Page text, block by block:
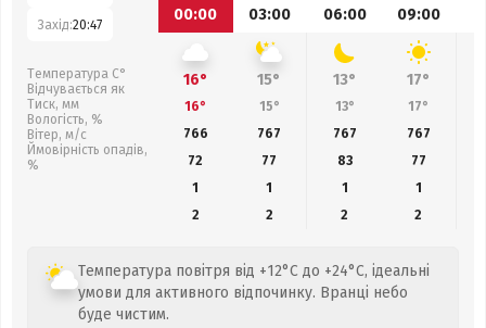
Захід:20:47
Температура С°
Відчувається як
Тиск, мм
Вологість, %
Вітер, м/с
Ймовірність опадів,
%
00:00
03:00 06:00 09:00
16° 15° 13° 17°
16° 15° 13° 17°
766
767 767 767
72
77 83 77
1
1 1
1
2
2 2 2
Температура повітря від +12°C до +24°C, ідеальні
умови для активного відпочинку. Вранці небо
буде чистим.